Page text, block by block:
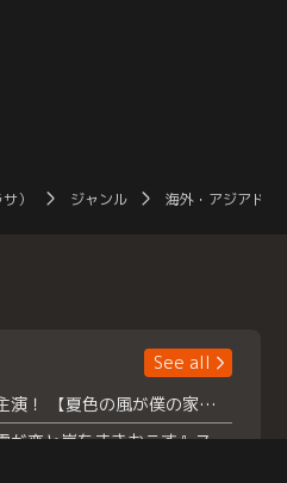
） ジャンル 海外・アジアドラ
See all
浮所飛貴主演！ 【夏色の風が僕の家にやってきた】 本日よりテラサで独占配信スタート！
『夏色の雲が恋と嵐をまきおこす』スペシャルメイキング 【Part1】2026年７月18日（土）23時30分～配信スタート！話題のシーンの裏側を大公開！豪華キャスト大集合！ 『武宮家 真夏の家族会議』開催！